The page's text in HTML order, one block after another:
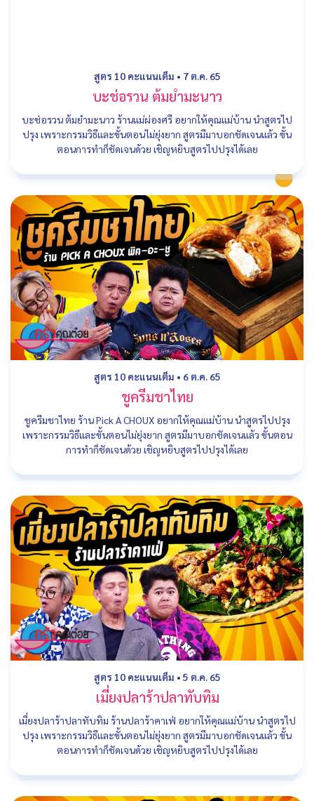
สูตร 10 คะแนนเต็ม • 7 ต.ค. 65
บะช่อรวน ต้มยำมะนาว
บะช่อรวน ต้มยำมะนาว ร้านแม่ผ่องศรี อยากให้คุณแม่บ้าน นำสูตรไป
ปรุง เพราะกรรมวิธีและขั้นตอนไม่ยุ่งยาก สูตรมีมาบอกชัดเจนแล้ว ขั้น
ตอนการทำก็ชัดเจนด้วย เชิญหยิบสูตรไปปรุงได้เลย
สูตร 10 คะแนนเต็ม • 6 ต.ค. 65
ชูครีมชาไทย
ชูครีมชาไทย ร้าน Pick A CHOUX อยากให้คุณแม่บ้าน นำสูตรไปปรุง
เพราะกรรมวิธีและขั้นตอนไม่ยุ่งยาก สูตรมีมาบอกชัดเจนแล้ว ขั้นตอน
การทำก็ชัดเจนด้วย เชิญหยิบสูตรไปปรุงได้เลย
สูตร 10 คะแนนเต็ม • 5 ต.ค. 65
เมี่ยงปลาร้าปลาทับทิม
เมี่ยงปลาร้าปลาทับทิม ร้านปลาร้าคาเฟ่ อยากให้คุณแม่บ้าน นำสูตรไป
ปรุง เพราะกรรมวิธีและขั้นตอนไม่ยุ่งยาก สูตรมีมาบอกชัดเจนแล้ว ขั้น
ตอนการทำก็ชัดเจนด้วย เชิญหยิบสูตรไปปรุงได้เลย